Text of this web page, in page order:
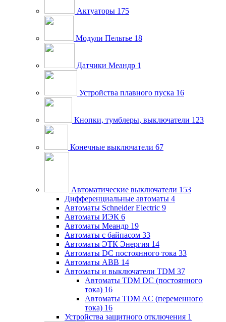
Актуаторы 175
Модули Пельтье 18
Датчики Меандр 1
Устройства плавного пуска 16
Кнопки, тумблеры, выключатели 123
Конечные выключатели 67
Автоматические выключатели 153
Дифференциальные автоматы 4
Автоматы Schneider Electric 9
Автоматы ИЭК 6
Автоматы Меандр 19
Автоматы с байпасом 33
Автоматы ЭТК Энергия 14
Автоматы DC постоянного тока 33
Автоматы ABB 14
Автоматы и выключатели TDM 37
Автоматы TDM DC (постоянного
тока) 16
Автоматы TDM AC (переменного
тока) 16
Устройства защитного отключения 1